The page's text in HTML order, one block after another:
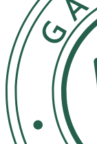
· Storlek: One
Användning
· Placera
· Fäst remmen
· Justera
men inte